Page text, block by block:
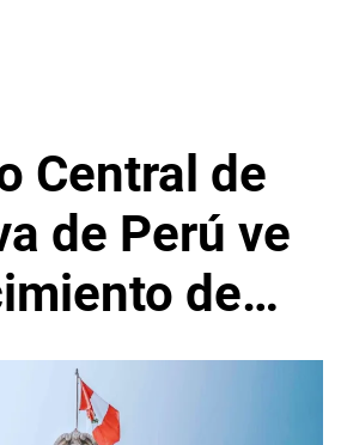
Central de
de Perú ve
de
del PIB
2024